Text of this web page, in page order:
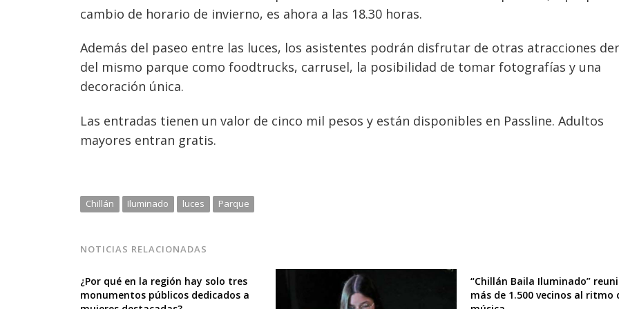
cambio de horario de invierno, es ahora a las 18.30 horas.
Además del paseo entre las luces, los asistentes podrán disfrutar de otras atracciones
del mismo parque como foodtrucks, carrusel, la posibilidad de tomar fotografías y una
decoración única.
Las entradas tienen un valor de cinco mil pesos y están disponibles en Passline. Adultos
mayores entran gratis.
Chillán Iluminado luces Parque
NOTICIAS RELACIONADAS
¿Por qué en la región hay solo tres
monumentos públicos dedicados a
“Chillán Baila Iluminado”
más de 1.500 vecinos al ritmo